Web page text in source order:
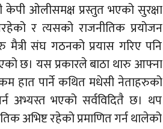
केपी ओलीसमक्ष प्रस्तुत भएको सुरक्षा
र त्यसको राजनीतिक प्रयोजन
संघ गठनको प्रयास गरिए पनि
छ। यस प्रकारले बाठा थारु आफ्ना
हात पार्ने कथित मधेसी नेताहरुको
अभ्यस्त भएको सर्वविदितै छ। थप
अभिष्ट रहेको प्रमाणित गर्न थालेको